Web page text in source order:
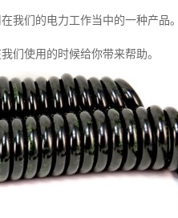
我们的电力工作当中的一种产品
们使用的时候给你带来帮助。